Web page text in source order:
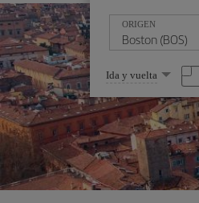
ORIGEN
Seleccione
una
opción
Ida y vuelta